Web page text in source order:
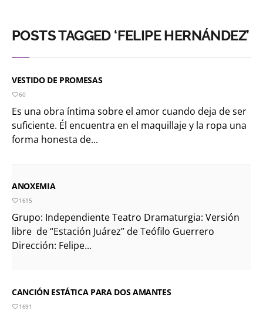
POSTS TAGGED ‘FELIPE HERNÁNDEZ’
VESTIDO DE PROMESAS
60
Es una obra íntima sobre el amor cuando deja de ser
suficiente. Él encuentra en el maquillaje y la ropa una
forma honesta de...
ANOXEMIA
1615
Grupo: Independiente Teatro Dramaturgia: Versión
libre de “Estación Juárez” de Teófilo Guerrero
Dirección: Felipe...
CANCIÓN ESTÁTICA PARA DOS AMANTES
1691